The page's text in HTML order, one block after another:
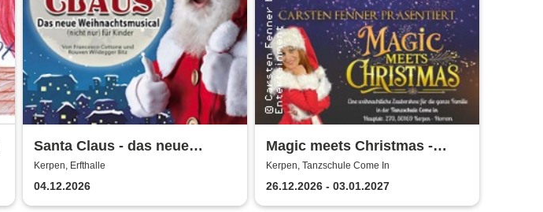
Santa Claus - das neue
Weihnachtsmusical (nicht
nur) für Kinder
Kerpen, Erfthalle
04.12.2026
Magic meets Christmas -
Tanzschule Come In
Kerpen, Tanzschule Come In
26.12.2026 - 03.01.2027